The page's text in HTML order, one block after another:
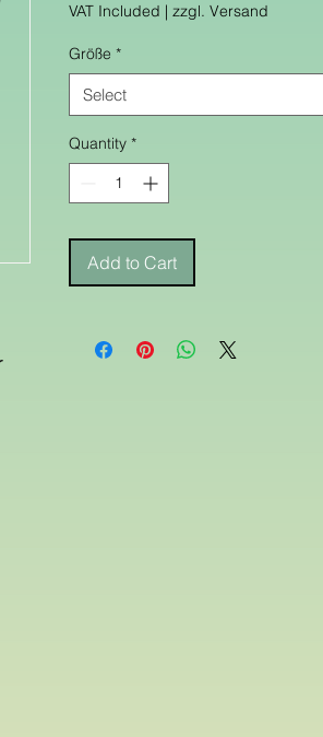
VAT Included | zzgl. Versand
Größe *
Select
Quantity *
Add to Cart